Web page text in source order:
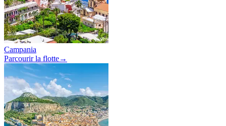
Campania
Parcourir la flotte→